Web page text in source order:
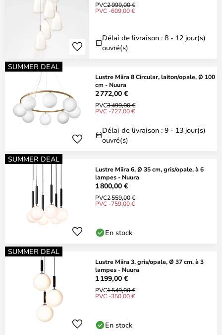
PVC2 999,00 €
PVC -609,00 €
Délai de livraison : 8 - 12 jour(s)
ouvré(s)
SUMMER DEAL
Lustre Miira 8 Circular, laiton/opale, Ø 100
cm - Nuura
2 772,00 €
PVC3 499,00 €
PVC -727,00 €
Délai de livraison : 9 - 13 jour(s)
ouvré(s)
SUMMER DEAL
Lustre Miira 6, Ø 35 cm, gris/opale, à 6
lampes - Nuura
1 800,00 €
PVC2 559,00 €
PVC -759,00 €
En stock
SUMMER DEAL
Lustre Miira 3, gris/opale, Ø 37 cm, à 3
lampes - Nuura
1 199,00 €
PVC1 549,00 €
PVC -350,00 €
En stock